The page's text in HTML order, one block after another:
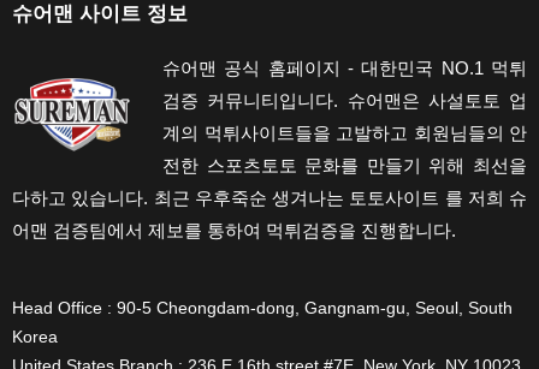
슈어맨 사이트 정보
슈어맨 공식 홈페이지 - 대한민국 NO.1 먹튀
검증 커뮤니티입니다. 슈어맨은 사설토토 업
계의 먹튀사이트들을 고발하고 회원님들의 안
전한 스포츠토토 문화를 만들기 위해 최선을
다하고 있습니다. 최근 우후죽순 생겨나는 토토사이트 를 저희 슈
어맨 검증팀에서 제보를 통하여 먹튀검증을 진행합니다.
Head Office : 90-5 Cheongdam-dong, Gangnam-gu, Seoul, South
Korea